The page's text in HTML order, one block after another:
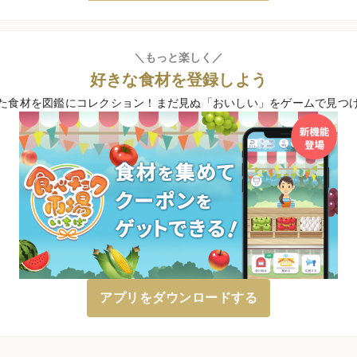
＼もっと楽しく／
好きな食材を登録しよう
食材を図鑑にコレクション！ まだ見ぬ「おいしい」をゲームで見つ
アプリをダウンロードする